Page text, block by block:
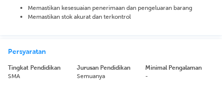
Memastikan kesesuaian penerimaan dan pengeluaran barang
Memastikan stok akurat dan terkontrol
Persyaratan
Tingkat Pendidikan
SMA
Jurusan Pendidikan
Semuanya
Minimal Pengalaman
-